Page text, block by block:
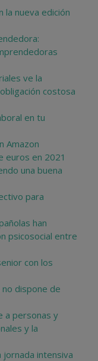
la nueva edición
ve la
costosa
en tu
Amazon
euros en 2021
una buena
para
han
psicosocial entre
con los
dispone de
a personas y
y la
intensiva